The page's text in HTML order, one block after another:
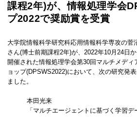
課程2年)が、情報処理学会
プ2022で奨励賞を受賞
大学院情報科学研究科応用情報科学専攻の菅
さん(博士前期課程2年)が、2022年10月24日
開催された情報処理学会第30回マルチメディ
ョップ(DPSWS2022)において、次の研究発
ました。
本田光来
「マルチエージェントに基づく学習デ